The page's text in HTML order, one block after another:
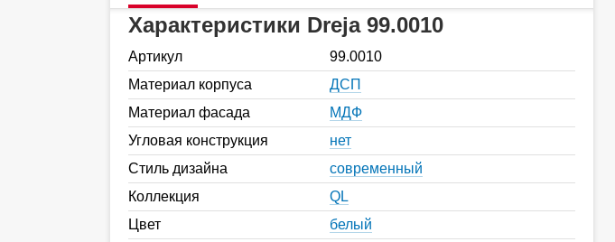
Характеристики Dreja 99.0010
Артикул
99.0010
Материал корпуса
ДСП
Материал фасада
МДФ
Угловая конструкция
нет
Стиль дизайна
современный
Коллекция
QL
Цвет
белый